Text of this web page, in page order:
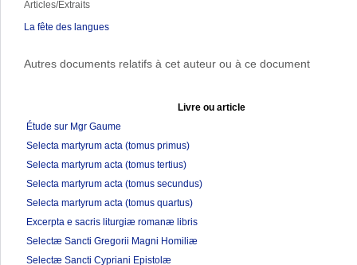
Articles/Extraits
La fête des langues
Autres documents relatifs à cet auteur ou à ce document
Livre ou article
Étude sur Mgr Gaume
Selecta martyrum acta (tomus primus)
Selecta martyrum acta (tomus tertius)
Selecta martyrum acta (tomus secundus)
Selecta martyrum acta (tomus quartus)
Excerpta e sacris liturgiæ romanæ libris
Selectæ Sancti Gregorii Magni Homiliæ
Selectæ Sancti Cypriani Epistolæ